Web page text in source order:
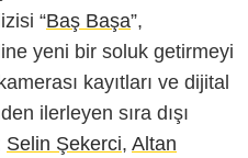
“Baş Başa”,
yeni bir soluk getirmeyi
kayıtları ve dijital
ilerleyen sıra dışı
Selin Şekerci, Altan